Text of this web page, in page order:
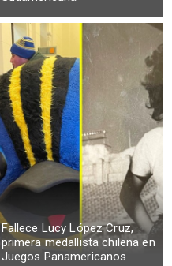
Fallece Lucy López Cruz,
primera medallista chilena en
Juegos Panamericanos